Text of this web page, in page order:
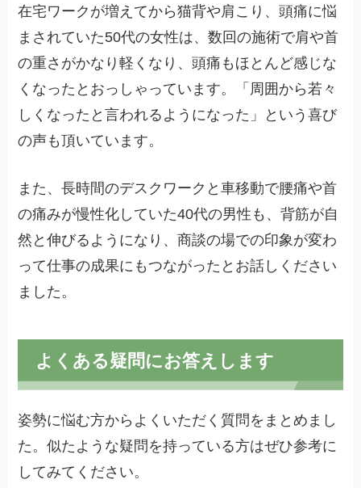
在宅ワークが増えてから猫背や肩こり、頭痛に悩
まされていた50代の女性は、数回の施術で肩や首
の重さがかなり軽くなり、頭痛もほとんど感じな
くなったとおっしゃっています。「周囲から若々
しくなったと言われるようになった」という喜び
の声も頂いています。
また、長時間のデスクワークと車移動で腰痛や首
の痛みが慢性化していた40代の男性も、背筋が自
然と伸びるようになり、商談の場での印象が変わ
って仕事の成果にもつながったとお話しください
ました。
よくある疑問にお答えします
姿勢に悩む方からよくいただく質問をまとめまし
た。似たような疑問を持っている方はぜひ参考に
してみてください。